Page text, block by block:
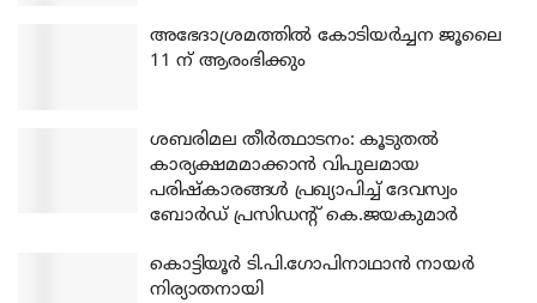
അഭേദാശ്രമത്തില്‍ കോടിയര്‍ച്ചന ജൂലൈ
11 ന് ആരംഭിക്കും
ശബരിമല തീര്‍ത്ഥാടനം: കൂടുതല്‍
കാര്യക്ഷമമാക്കാന്‍ വിപുലമായ
പരിഷ്‌കാരങ്ങള്‍ പ്രഖ്യാപിച്ച് ദേവസ്വം
ബോര്‍ഡ് പ്രസിഡന്റ് കെ.ജയകുമാര്‍
കൊട്ടിയൂര്‍ ടി.പി.ഗോപിനാഥാന്‍ നായര്‍
നിര്യാതനായി